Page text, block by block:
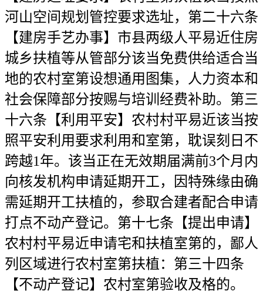
河山空间规划管控要求选址，第二十六条
【建房手艺办事】市县两级人平易近住房
城乡扶植等从管部分该当免费供给适合当
地的农村室第设想通用图集，人力资本和
社会保障部分按赐与培训经费补助。第三
十六条【利用平安】农村村平易近该当按
照平安利用要求利用和室第，耽误刻日不
跨越1年。该当正在无效期届满前3个月内
向核发机构申请延期开工，因特殊缘由确
需延期开工扶植的，参取合建者配合申请
打点不动产登记。第十七条【提出申请】
农村村平易近申请宅和扶植室第的，鄙人
列区域进行农村室第扶植：第三十四条
【不动产登记】农村室第验收及格的。